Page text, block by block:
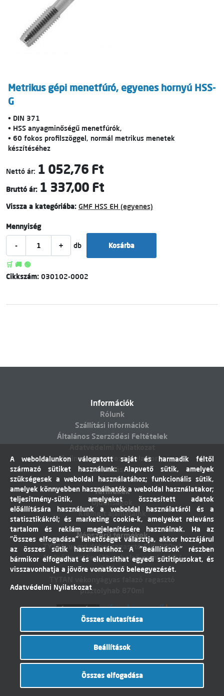
Metrikus gépi menetfúró, egyenes hornyú HSS-
G
• DIN 371
• HSS anyagminőségű menetfúrók,
• 60 fokos profilszöggel, normál metrikus menetek
készítéséhez
Nettó ár: 1 052,76 Ft
Bruttó ár: 1 337,00 Ft
Vissza a kategóriába: GMF HSS EH (egyenes)
Mennyiség
- + db Kosárba
🛒 🚚 🟢
Cikkszám: 030102-0002
Információk
Rólunk
Szállítási információk
Általános Szerződési Feltételek
Online vitarendezési platform
Elállás
Termékek
Újdonságok
Kiemelt ajánlataink
Népszerű termékek
TYTAN vegyi dübel ragasztó EVI. 300ml
Molnárkocsi kerékhez belső gumi 4,10 /
3,50-4"
pisztolyhab 870ml
fenntartva. Készítette:I.T.C. Kft.
A weboldalunkon válogatott saját és harmadik féltől
származó sütiket használunk: Alapvető sütik, amelyek
szükségesek a weboldal használatához; funkcionális sütik,
amelyek könnyebben használhatók a weboldal használatakor;
teljesítmény-sütik, amelyeket összesített adatok
előállítására használunk a weboldal használatáról és a
statisztikákról; és marketing cookie-k, amelyeket releváns
tartalom és reklám megjelenítésére használnak. Ha az
"Összes elfogadása" lehetőséget választja, akkor hozzájárul
az összes sütik használatához. A "Beállítások" részben
bármikor elfogadhat és elutasíthat egyedi sütitípusokat, és
visszavonhatja a jövőre vonatkozó beleegyezését.
Adatvédelmi Nyilatkozat
Összes elutasítása
Beállítások
Összes elfogadása